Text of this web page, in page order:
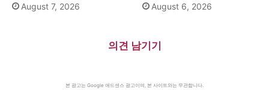
August 7, 2026 August 6, 2026
의견 남기기
본 광고는 Google 애드센스 광고이며, 본 사이트와는 무관합니다.